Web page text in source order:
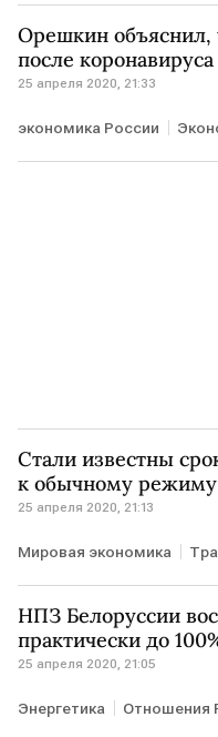
Антивирус для
Орешкин объяснил,
после коронавируса
25 апреля 2020, 21:33
экономика России
РОССИЯ Максим
Стали известны
к обычному
25 апреля 2020, 21:13
Мировая экономика
COVID-19 ФРАНЦИЯ
НПЗ Белоруссии
практически до
25 апреля 2020, 21:05
Энергетика Отношения